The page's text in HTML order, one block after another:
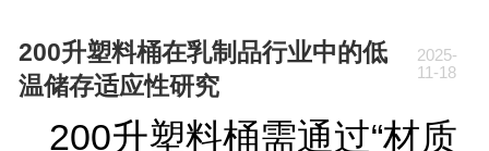
200升塑料桶在乳制品行业中的低
温储存适应性研究
2025-
11-18
200升塑料桶需通过“材质